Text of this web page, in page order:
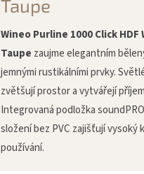
Taupe
Wineo Purline 1000 Click HDF
Taupe zaujme elegantním
jemnými rustikálními prvky.
zvětšují prostor a vytvářejí
Integrovaná podložka
složení bez PVC zajišťují
používání.